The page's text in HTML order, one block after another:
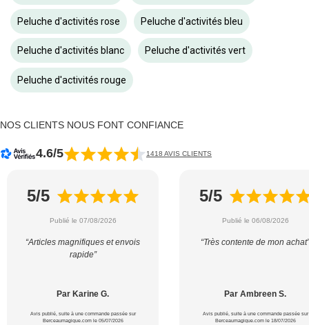
Peluche d'activités rose Peluche d'activités bleu
Peluche d'activités blanc Peluche d'activités vert
Peluche d'activités rouge
NOS CLIENTS NOUS FONT CONFIANCE
4.6/5 1418 AVIS CLIENTS
5/5
Publié le 07/08/2026
“Articles magnifiques et envois
rapide”
Par Karine G.
Avis publié, suite à une commande passée sur
Berceaumagique.com le 05/07/2026
5/5
Publié le 06/08/2026
“Très contente de mon achat”
Par Ambreen S.
Avis publié, suite à une commande passée sur
Berceaumagique.com le 18/07/2026